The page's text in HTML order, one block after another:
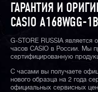
ГАРАНТИЯ И
CASIO A168WGG-1B
G-STORE RUSSIA является
часов CASIO в России. Мы
сертифицированную
С часами вы получаете
нового образца на 2 года
официальных сервисных